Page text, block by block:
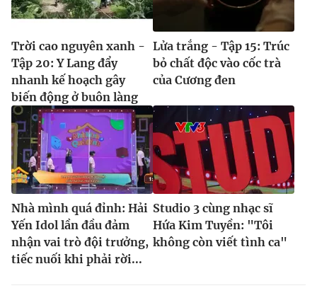
Trời cao nguyên xanh -
Tập 20: Y Lang đẩy
nhanh kế hoạch gây
biến động ở buôn làng
Lửa trắng - Tập 15: Trúc
bỏ chất độc vào cốc trà
của Cương đen
Nhà mình quá đỉnh: Hải
Yến Idol lần đầu đảm
nhận vai trò đội trưởng,
tiếc nuối khi phải rời...
Studio 3 cùng nhạc sĩ
Hứa Kim Tuyền: "Tôi
không còn viết tình ca"